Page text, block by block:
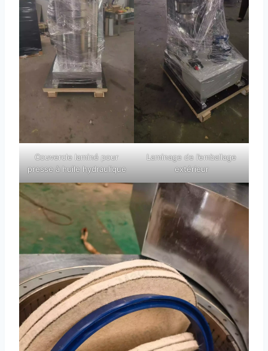
Couvercle laminé pour
presse à huile hydraulique
Laminage de l’emballage
extérieur